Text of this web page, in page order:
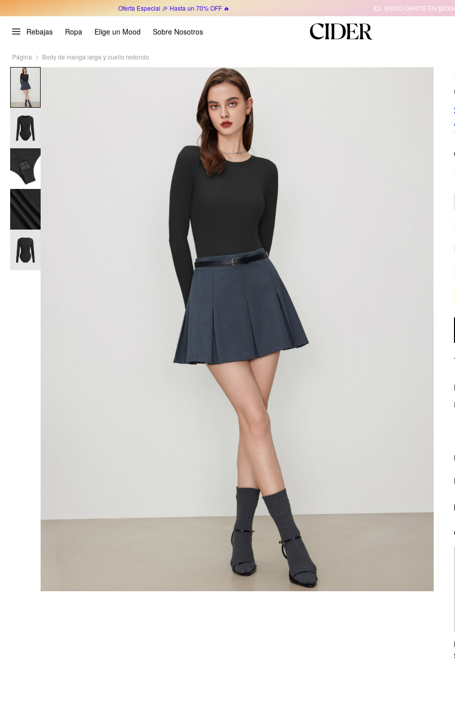
Oferta Especial 🎉 Hasta un 70% OFF 🔥 ENVÍO GRATIS EN
Rebajas Ropa Elige un Mood Sobre Nosotros
Página Body de manga larga y cuello redondo